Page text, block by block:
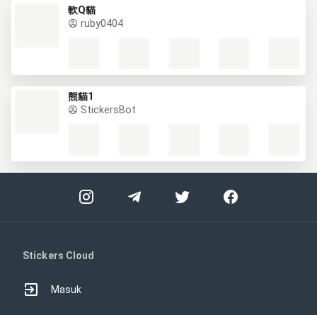
軟Q貓
ruby0404
熊貓1
StickersBot
Stickers Cloud
Masuk